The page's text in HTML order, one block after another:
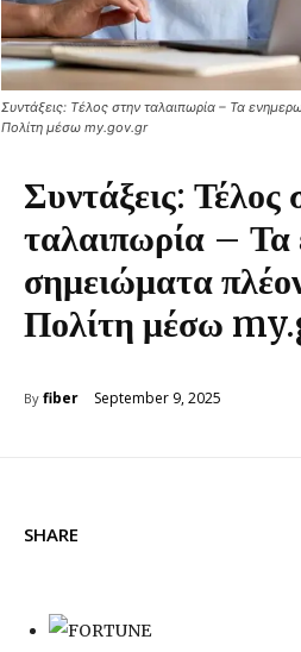
Συντάξεις: Τέλος
ταλαιπωρία – Τα
σημειώματα
Πολίτη μέσω
By fiber September 9, 2025
Συντάξεις: Τέλος στην ταλαιπωρία – Τα
Πολίτη μέσω my.gov.gr
SHARE